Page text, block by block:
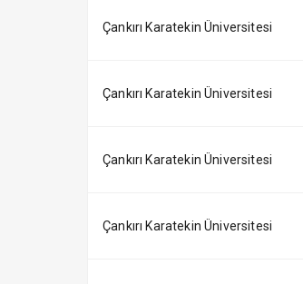
Çankırı Karatekin Üniversitesi
Çankırı Karatekin Üniversitesi
Çankırı Karatekin Üniversitesi
Çankırı Karatekin Üniversitesi